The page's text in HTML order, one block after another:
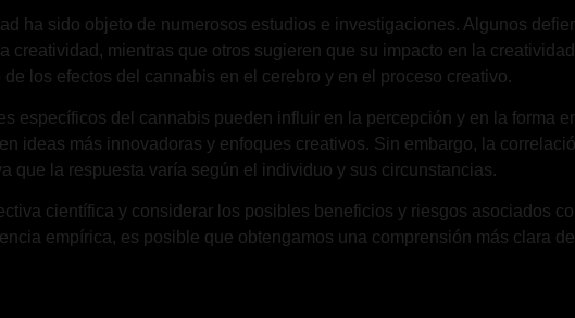
ha sido objeto de numerosos estudios e investigaciones. Algunos
mientras que otros sugieren que su impacto en la
los efectos del cannabis en el cerebro y en el proceso creativo.
específicos del cannabis pueden influir en la percepción y en la forma
ideas más innovadoras y enfoques creativos. Sin embargo, la
que la respuesta varía según el individuo y sus circunstancias.
científica y considerar los posibles beneficios y riesgos asociados
empírica, es posible que obtengamos una comprensión más clara